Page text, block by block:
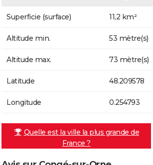
Superficie (surface) 11,2 km²
Altitude min. 53 mètre(s)
Altitude max. 73 mètre(s)
Latitude 48.209578
Longitude 0.254793
Quelle est la ville la plus grande de
France ?